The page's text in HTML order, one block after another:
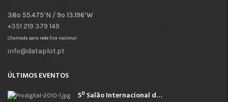
38º 55.475’N / 9º 13.196’W
+351 219 379 149
Chamada para rede fixa nacional
info@dataplot.pt
ÚLTIMOS EVENTOS
5º Salão Internacional de Impressão, Imagem, Comunicação Digital e Têxtil Promocional